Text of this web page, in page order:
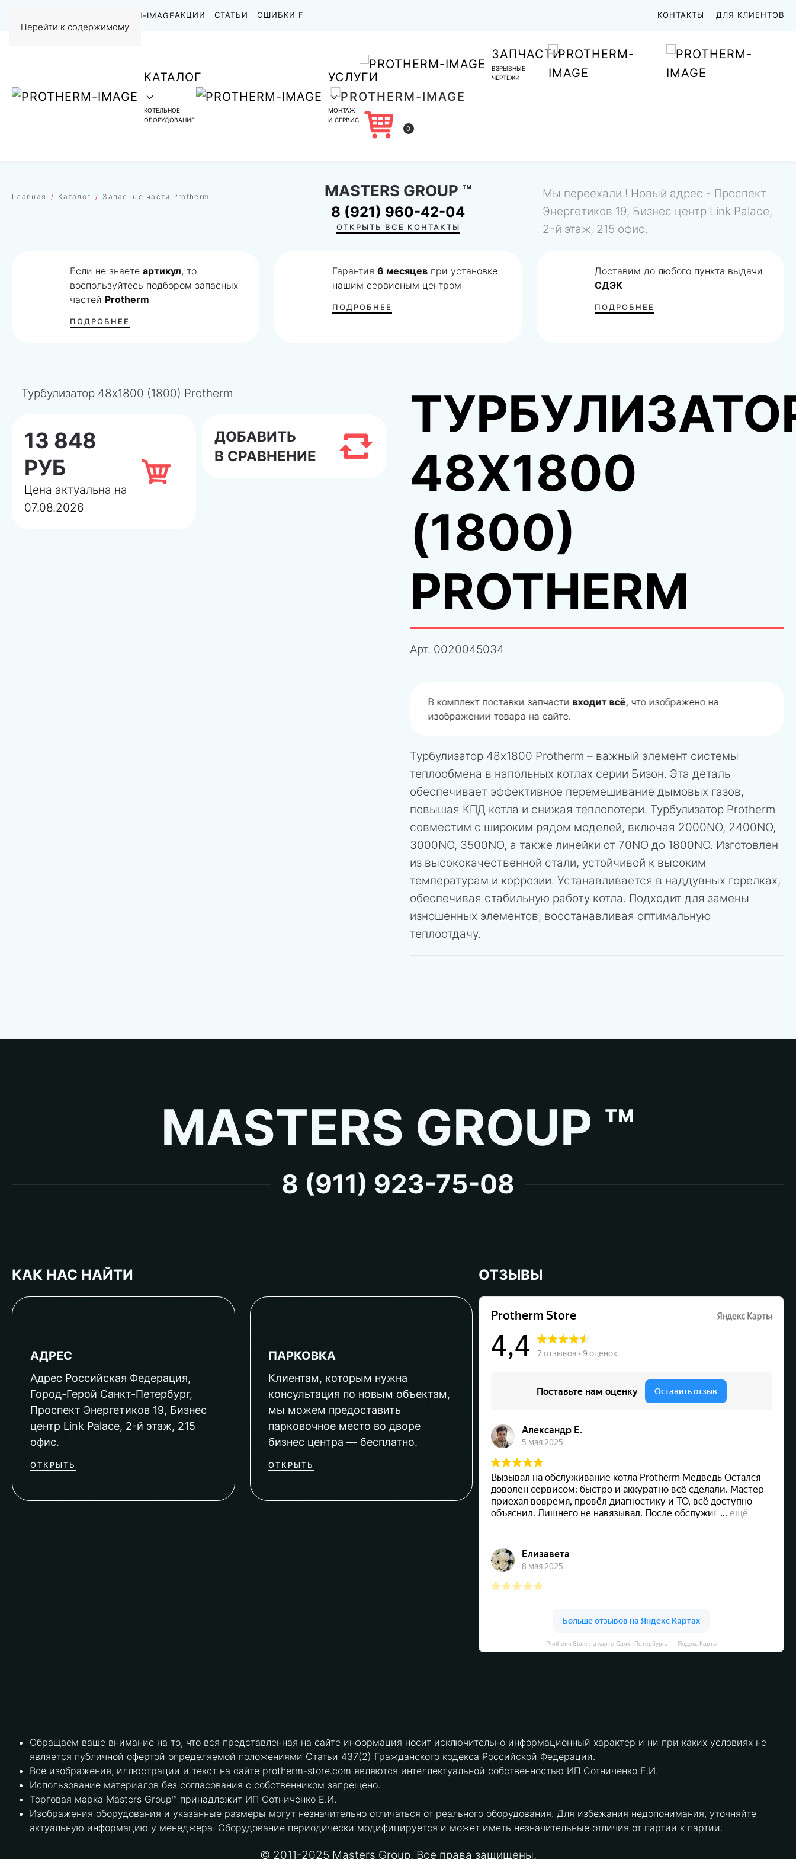
Перейти к содержимому
АКЦИИ СТАТЬИ ОШИБКИ F КОНТАКТЫ ДЛЯ КЛИЕНТОВ
КАТАЛОГ
КОТЕЛЬНОЕ
ОБОРУДОВАНИЕ
УСЛУГИ
МОНТАЖ
И СЕРВИС
ЗАПЧАСТИ
ВЗРЫВНЫЕ
ЧЕРТЕЖИ
0
Главная Каталог Запасные части Protherm MASTERS GROUP ™
8 (921) 960-42-04
ОТКРЫТЬ ВСЕ КОНТАКТЫ
Мы переехали ! Новый адрес - Проспект
Энергетиков 19, Бизнес центр Link Palace,
2-й этаж, 215 офис.
Если не знаетеартикул, то
воспользуйтесь подбором запасных
частей Protherm
ПОДРОБНЕЕ
Гарантия6 месяцев при установке
нашим сервисным центром
ПОДРОБНЕЕ
Доставим до любого пункта выдачи
СДЭК
ПОДРОБНЕЕ
13 848
РУБ
Цена актуальна на
07.08.2026
ДОБАВИТЬ
В СРАВНЕНИЕ
48X1800
(1800)
PROTHERM
Арт. 0020045034
В комплект поставки запчасти входит всё, что изображено на
изображении товара на сайте.
Турбулизатор 48x1800 Protherm – важный элемент системы
теплообмена в напольных котлах серии Бизон. Эта деталь
обеспечивает эффективное перемешивание дымовых газов,
повышая КПД котла и снижая теплопотери. Турбулизатор Protherm
совместим с широким рядом моделей, включая 2000NO, 2400NO,
3000NO, 3500NO, а также линейки от 70NO до 1800NO. Изготовлен
из высококачественной стали, устойчивой к высоким
температурам и коррозии. Устанавливается в наддувных горелках,
обеспечивая стабильную работу котла. Подходит для замены
изношенных элементов, восстанавливая оптимальную
теплоотдачу.
MASTERS GROUP ™
8 (911) 923-75-08
КАК НАС НАЙТИ
АДРЕС
Адрес Российская Федерация,
Город-Герой Санкт-Петербург,
Проспект Энергетиков 19, Бизнес
центр Link Palace, 2-й этаж, 215
офис.
ОТКРЫТЬ
ПАРКОВКА
Клиентам, которым нужна
консультация по новым объектам,
мы можем предоставить
парковочное место во дворе
бизнес центра — бесплатно.
ОТКРЫТЬ
ОТЗЫВЫ
Protherm Store на карте Санкт‑Петербурга — Яндекс Карты
Обращаем ваше внимание на то, что вся представленная на сайте информация носит исключительно информационный характер и ни при каких условиях не
является публичной офертой определяемой положениями Статьи 437(2) Гражданского кодекса Российской Федерации.
Все изображения, иллюстрации и текст на сайте protherm-store.com являются интеллектуальной собственностью ИП Сотниченко Е.И.
Использование материалов без согласования с собственником запрещено.
Торговая марка Masters Group™ принадлежит ИП Сотниченко Е.И.
Изображения оборудования и указанные размеры могут незначительно отличаться от реального оборудования. Для избежания недопонимания, уточняйте
актуальную информацию у менеджера. Оборудование периодически модифицируется и может иметь незначительные отличия от партии к партии.
© 2011-2025 Masters Group. Все права защищены.